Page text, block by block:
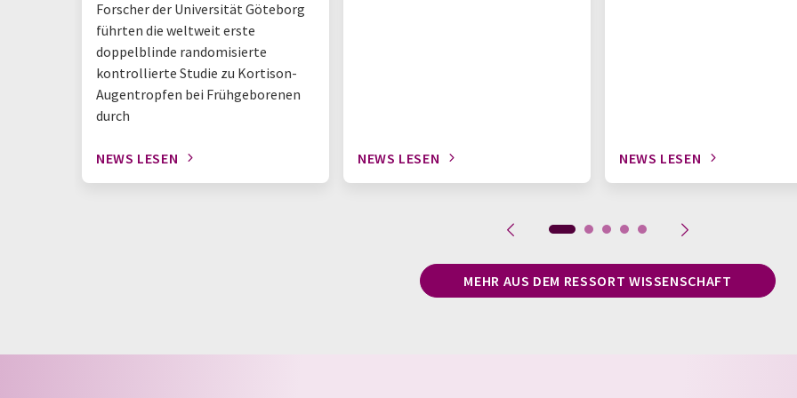
Forscher der Universität Göteborg
führten die weltweit erste
doppelblinde randomisierte
kontrollierte Studie zu Kortison-
Augentropfen bei Frühgeborenen
durch
NEWS LESEN NEWS LESEN NEWS LESEN
MEHR AUS DEM RESSORT WISSENSCHAFT